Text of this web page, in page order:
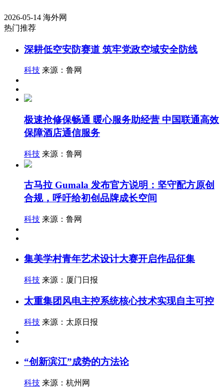
2026-05-14 海外网
热门推荐
深耕低空安防赛道 筑牢党政空域安全防线
科技 来源：鲁网
极速抢修保畅通 暖心服务助经营 中国联通高效
保障酒店通信服务
科技 来源：鲁网
古马拉 Gumala 发布官方说明：坚守配方原创
合规，呼吁给初创品牌成长空间
科技 来源：鲁网
集美学村青年艺术设计大赛开启作品征集
科技 来源：厦门日报
太重集团风电主控系统核心技术实现自主可控
科技 来源：太原日报
“创新滨江”成势的方法论
科技 来源：杭州网